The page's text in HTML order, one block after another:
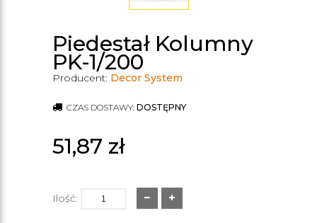
Piedestał Kolumny
PK-1/200
Producent: Decor System
CZAS DOSTAWY: DOSTĘPNY
51,87 zł
Ilość: